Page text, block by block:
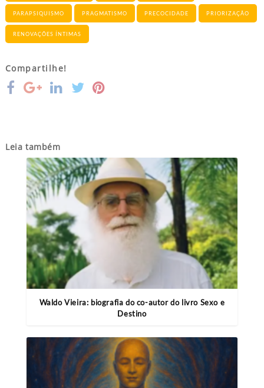
PARAPSIQUISMO PRAGMATISMO PRECOCIDADE PRIORIZAÇÃO
RENOVAÇÕES ÍNTIMAS
Compartilhe!
Leia também
Waldo Vieira: biografia do co-autor do livro Sexo e
Destino